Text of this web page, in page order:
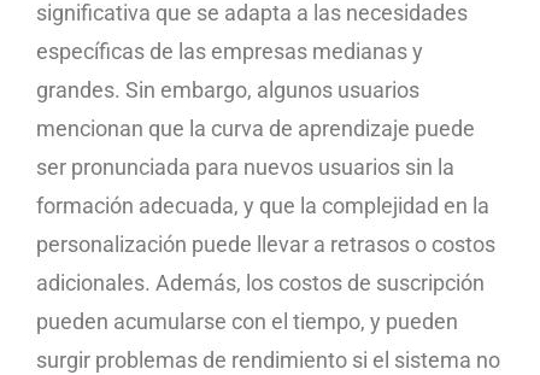
significativa que se adapta a las necesidades
específicas de las empresas medianas y
grandes. Sin embargo, algunos usuarios
mencionan que la curva de aprendizaje puede
ser pronunciada para nuevos usuarios sin la
formación adecuada, y que la complejidad en la
personalización puede llevar a retrasos o costos
adicionales. Además, los costos de suscripción
pueden acumularse con el tiempo, y pueden
surgir problemas de rendimiento si el sistema no